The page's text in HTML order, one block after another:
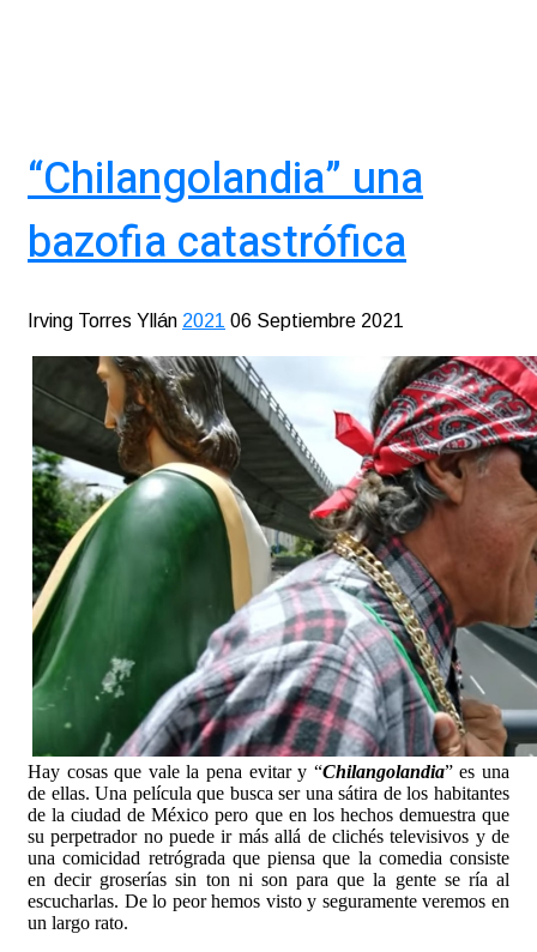
“Chilangolandia” una
bazofia catastrófica
Irving Torres Yllán 2021 06 Septiembre 2021
Hay cosas que vale la pena evitar y “Chilangolandia” es una
de ellas. Una película que busca ser una sátira de los habitantes
de la ciudad de México pero que en los hechos demuestra que
su perpetrador no puede ir más allá de clichés televisivos y de
una comicidad retrógrada que piensa que la comedia consiste
en decir groserías sin ton ni son para que la gente se ría al
escucharlas. De lo peor hemos visto y seguramente veremos en
un largo rato.